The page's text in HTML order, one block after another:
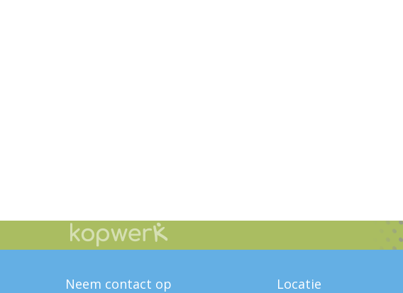
Neem contact op Locatie